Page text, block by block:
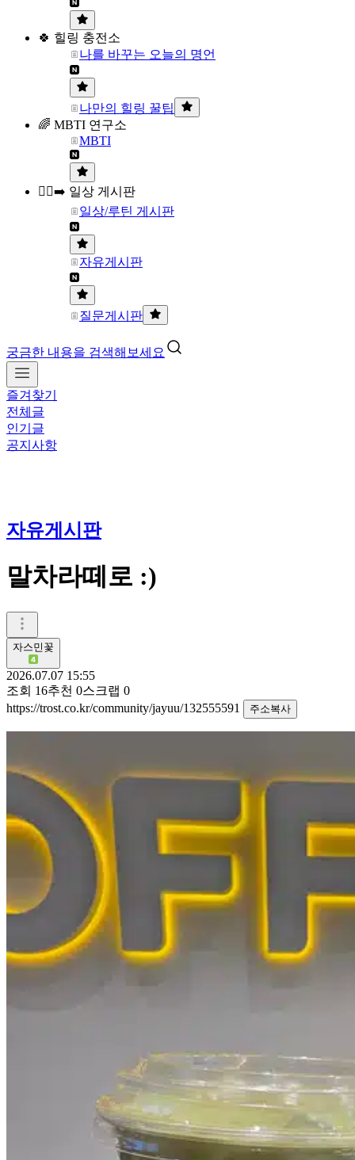
🍀 힐링 충전소
나를 바꾸는 오늘의 명언
나만의 힐링 꿀팁
🌈 MBTI 연구소
MBTI
🏃‍♀️‍➡️ 일상 게시판
일상/루틴 게시판
자유게시판
질문게시판
궁금한 내용을 검색해보세요
즐겨찾기
전체글
인기글
공지사항
자유게시판
말차라떼로 :)
자스민꽃
2026.07.07 15:55
조회 16추천 0스크랩 0
https://trost.co.kr/community/jayuu/132555591
주소복사